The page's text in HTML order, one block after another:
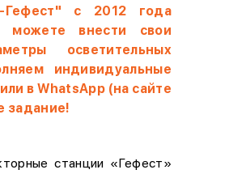
Гефест" с 2012 года
внести свои
осветительных
индивидуальные
в WhatsApp (на сайте
задание!
станции «Гефест»